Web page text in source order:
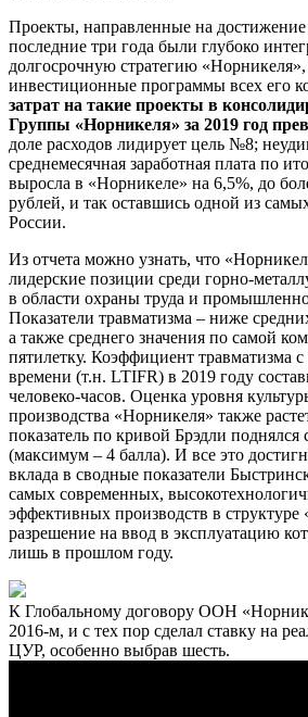
Проекты, направленные на
последние три года были глубоко
долгосрочную стратегию
инвестиционные программы всех его
затрат на такие проекты в
Группы «Норникеля» за 2019 год
доле расходов лидирует цель №8;
среднемесячная заработная плата по
выросла в «Норникеле» на 6,5%, до
рублей, и так оставшись одной из
России.
Из отчета можно узнать, что
лидерские позиции среди горно-
в области охраны труда и
Показатели травматизма – ниже
а также среднего значения по самой
пятилетку. Коэффициент травматизма с
времени (т.н. LTIFR) в 2019 году
человеко-часов. Оценка уровня
производства «Норникеля» также
показатель по кривой Брэдли поднялся
(максимум – 4 балла). И все это
вклада в сводные показатели
самых современных,
эффективных производств в структуре
разрешение на ввод в эксплуатацию
лишь в прошлом году.
К Глобальному договору ООН
2016-м, и с тех пор сделал ставку на
ЦУР, особенно выбрав шесть.